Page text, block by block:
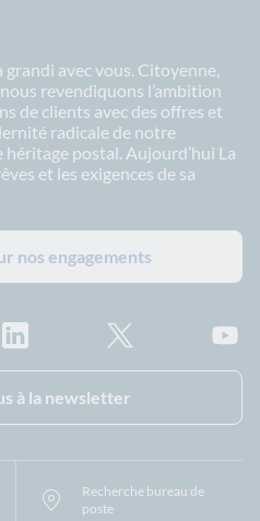
avec vous. Citoyenne,
revendiquons l’ambition
de clients avec des offres et
radicale de notre
postal. Aujourd’hui La
et les exigences de sa
nos engagements
à la newsletter
Recherche bureau de
poste